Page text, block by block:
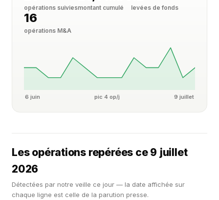
opérations suiviesmontant cumulé levées de fonds
16
opérations M&A
6 juin pic 4 op/j 9 juillet
Les opérations repérées ce 9 juillet
2026
Détectées par notre veille ce jour — la date affichée sur
chaque ligne est celle de la parution presse.